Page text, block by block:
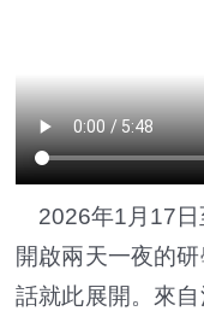
2026年1月17日
開啟兩天一夜的
話就此展開。來